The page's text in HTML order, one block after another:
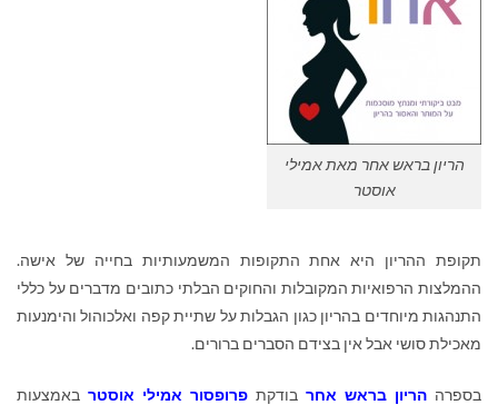
הריון בראש אחר מאת אמילי
אוסטר
תקופת ההריון היא אחת התקופות המשמעותיות בחייה של אישה.
ההמלצות הרפואיות המקובלות והחוקים הבלתי כתובים מדברים על כללי
התנהגות מיוחדים בהריון כגון הגבלות על שתיית קפה ואלכוהול והימנעות
מאכילת סושי אבל אין בצידם הסברים ברורים.
בספרה הריון בראש אחר בודקת פרופסור אמילי אוסטר באמצעות